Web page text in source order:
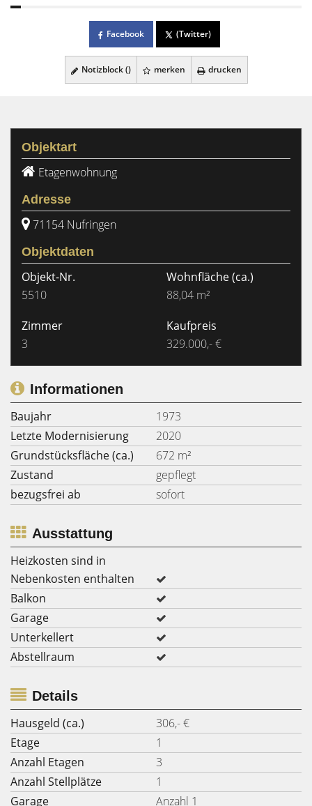
Facebook (Twitter)
Notizblock () merken drucken
Objektart
Etagenwohnung
Adresse
71154 Nufringen
Objektdaten
Objekt-Nr.
5510
Wohnfläche(ca.)
88,04 m²
Zimmer
3
Kaufpreis
329.000,- €
Informationen
Baujahr
1973
Letzte Modernisierung
2020
Grundstücksfläche (ca.)
672 m²
Zustand
gepflegt
bezugsfrei ab
sofort
Ausstattung
Heizkosten sind in
Nebenkosten enthalten
Balkon
Garage
Unterkellert
Abstellraum
Details
Hausgeld (ca.)
306,- €
Etage
1
Anzahl Etagen
3
Anzahl Stellplätze
1
Garage
Anzahl 1